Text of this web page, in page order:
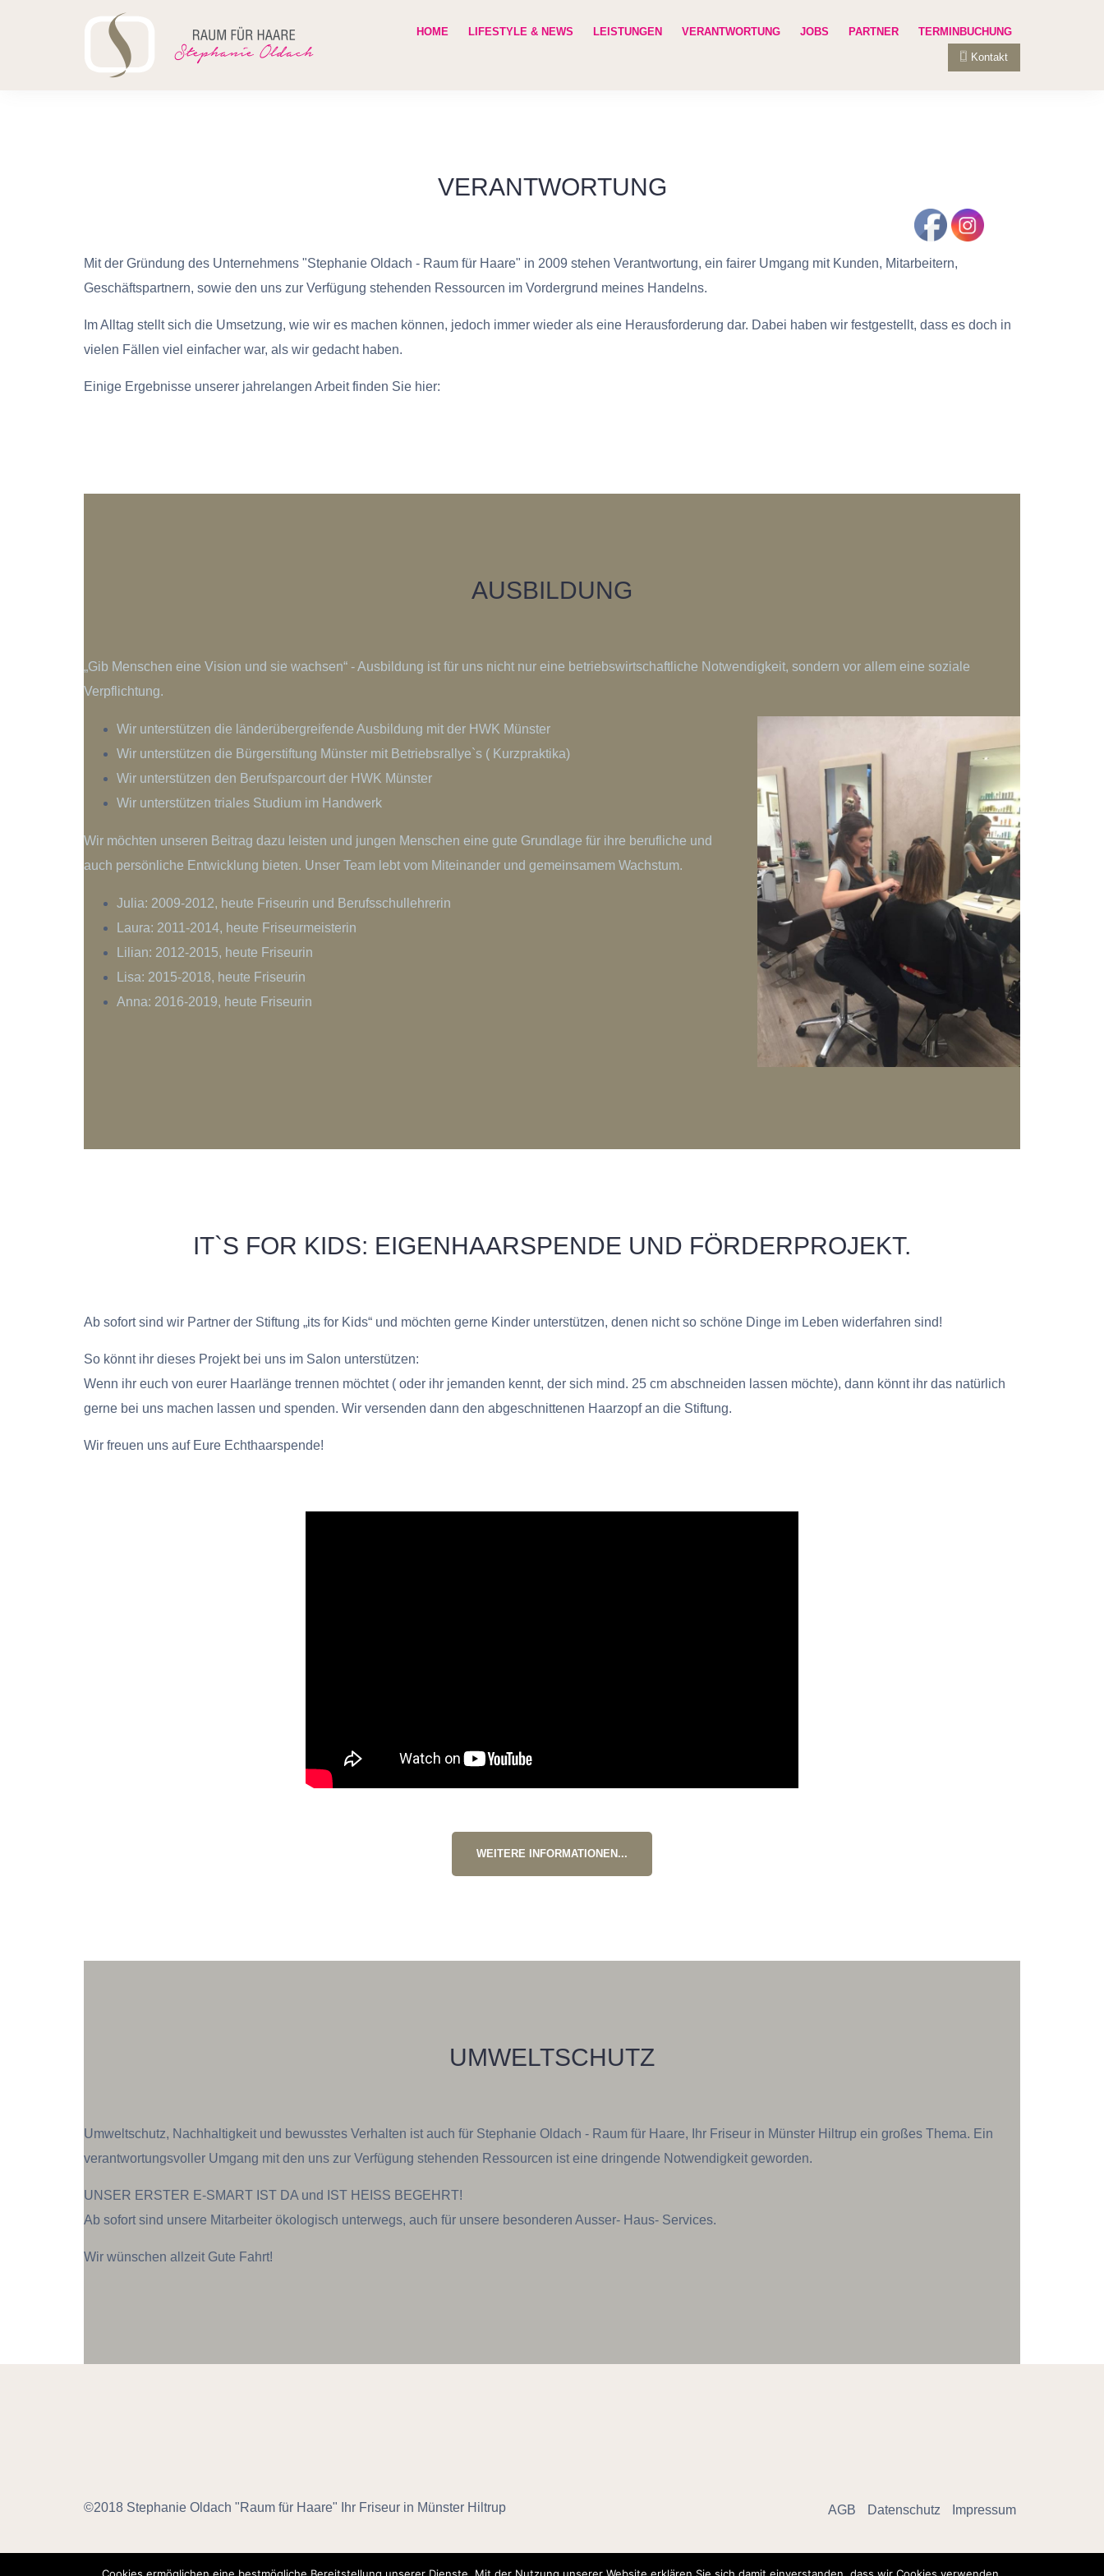
HOME LIFESTYLE & NEWS LEISTUNGEN VERANTWORTUNG JOBS PARTNER TERMINBUCHUNG
Kontakt
VERANTWORTUNG
Mit der Gründung des Unternehmens "Stephanie Oldach - Raum für Haare" in 2009 stehen Verantwortung, ein fairer Umgang mit Kunden, Mitarbeitern,
Geschäftspartnern, sowie den uns zur Verfügung stehenden Ressourcen im Vordergrund meines Handelns.
Im Alltag stellt sich die Umsetzung, wie wir es machen können, jedoch immer wieder als eine Herausforderung dar. Dabei haben wir festgestellt, dass es doch in
vielen Fällen viel einfacher war, als wir gedacht haben.
Einige Ergebnisse unserer jahrelangen Arbeit finden Sie hier:
AUSBILDUNG
„Gib Menschen eine Vision und sie wachsen“ - Ausbildung ist für uns nicht nur eine betriebswirtschaftliche Notwendigkeit, sondern vor allem eine soziale
Verpflichtung.
Wir unterstützen die länderübergreifende Ausbildung mit der HWK Münster
Wir unterstützen die Bürgerstiftung Münster mit Betriebsrallye`s ( Kurzpraktika)
Wir unterstützen den Berufsparcourt der HWK Münster
Wir unterstützen triales Studium im Handwerk
Wir möchten unseren Beitrag dazu leisten und jungen Menschen eine gute Grundlage für ihre berufliche und
auch persönliche Entwicklung bieten. Unser Team lebt vom Miteinander und gemeinsamem Wachstum.
Julia: 2009-2012, heute Friseurin und Berufsschullehrerin
Laura: 2011-2014, heute Friseurmeisterin
Lilian: 2012-2015, heute Friseurin
Lisa: 2015-2018, heute Friseurin
Anna: 2016-2019, heute Friseurin
IT`S FOR KIDS: EIGENHAARSPENDE UND FÖRDERPROJEKT.
Ab sofort sind wir Partner der Stiftung „its for Kids“ und möchten gerne Kinder unterstützen, denen nicht so schöne Dinge im Leben widerfahren sind!
So könnt ihr dieses Projekt bei uns im Salon unterstützen:
Wenn ihr euch von eurer Haarlänge trennen möchtet ( oder ihr jemanden kennt, der sich mind. 25 cm abschneiden lassen möchte), dann könnt ihr das natürlich
gerne bei uns machen lassen und spenden. Wir versenden dann den abgeschnittenen Haarzopf an die Stiftung.
Wir freuen uns auf Eure Echthaarspende!
WEITERE INFORMATIONEN...
UMWELTSCHUTZ
Umweltschutz, Nachhaltigkeit und bewusstes Verhalten ist auch für Stephanie Oldach - Raum für Haare, Ihr Friseur in Münster Hiltrup ein großes Thema. Ein
verantwortungsvoller Umgang mit den uns zur Verfügung stehenden Ressourcen ist eine dringende Notwendigkeit geworden.
UNSER ERSTER E-SMART IST DA und IST HEISS BEGEHRT!
Ab sofort sind unsere Mitarbeiter ökologisch unterwegs, auch für unsere besonderen Ausser- Haus- Services.
Wir wünschen allzeit Gute Fahrt!
©2018 Stephanie Oldach "Raum für Haare" Ihr Friseur in Münster Hiltrup AGB Datenschutz Impressum